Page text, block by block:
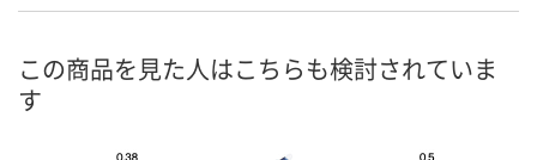
8月7日（金）
この商品を見た人はこちらも検討されていま
す